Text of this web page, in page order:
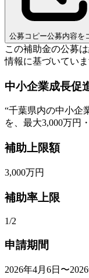
公募コピー公募内容を
この補助金の公募
情報に基づいていま
中小企業成長促
“千葉県内の中小企
を、最大3,000万円
補助上限額
3,000万円
補助率上限
1/2
申請期間
2026年4月6日〜